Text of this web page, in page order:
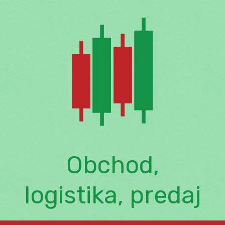
Obchod,
logistika, predaj